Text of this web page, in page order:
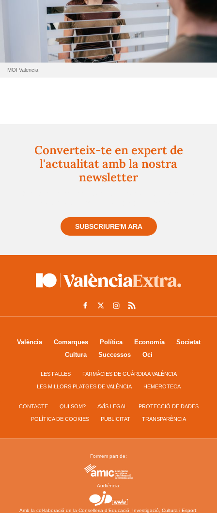
MOI Valencia
Converteix-te en expert de
l'actualitat amb la nostra
newsletter
SUBSCRIURE'M ARA
València Comarques Política Economía
Societat
Cultura
Successos Oci
LES FALLES FARMÀCIES DE GUÀRDIA A VALÈNCIA
LES MILLORS PLATGES DE VALÈNCIA HEMEROTECA
CONTACTE QUI SOM? AVÍS LEGAL PROTECCIÓ DE DADES
POLÍTICA DE COOKIES PUBLICITAT TRANSPARÈNCIA
Formem part de:
Audiència:
Amb la col·laboració de la Conselleria d’Educació, Investigació, Cultura i Esport: